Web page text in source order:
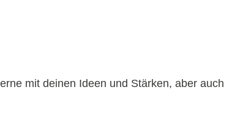
mit deinen Ideen und Stärken, aber auch